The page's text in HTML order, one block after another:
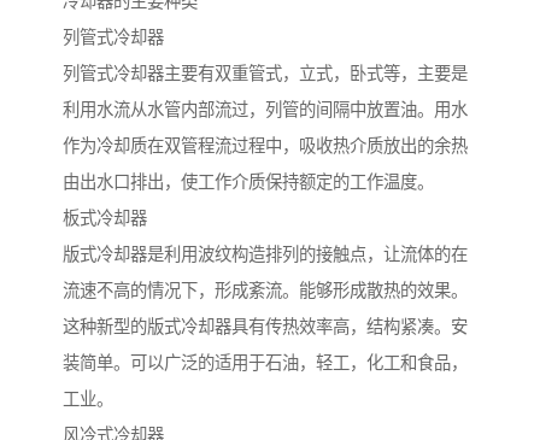
列管式冷却器
列管式冷却器主要有双重管式，立式，卧式等，主要是
利用水流从水管内部流过，列管的间隔中放置油。用水
作为冷却质在双管程流过程中，吸收热介质放出的余热
由出水口排出，使工作介质保持额定的工作温度。
板式冷却器
版式冷却器是利用波纹构造排列的接触点，让流体的在
流速不高的情况下，形成紊流。能够形成散热的效果。
这种新型的版式冷却器具有传热效率高，结构紧凑。安
装简单。可以广泛的适用于石油，轻工，化工和食品，
工业。
风冷式冷却器